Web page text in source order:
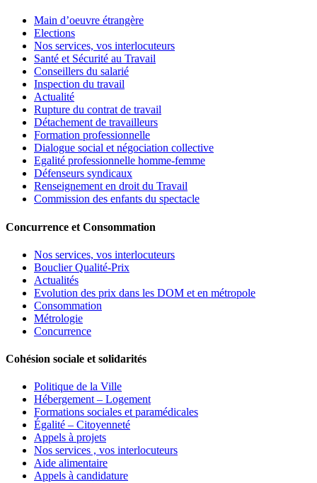
Main d’oeuvre étrangère
Elections
Nos services, vos interlocuteurs
Santé et Sécurité au Travail
Conseillers du salarié
Inspection du travail
Actualité
Rupture du contrat de travail
Détachement de travailleurs
Formation professionnelle
Dialogue social et négociation collective
Egalité professionnelle homme-femme
Défenseurs syndicaux
Renseignement en droit du Travail
Commission des enfants du spectacle
Concurrence et Consommation
Nos services, vos interlocuteurs
Bouclier Qualité-Prix
Actualités
Evolution des prix dans les DOM et en métropole
Consommation
Métrologie
Concurrence
Cohésion sociale et solidarités
Politique de la Ville
Hébergement – Logement
Formations sociales et paramédicales
Égalité – Citoyenneté
Appels à projets
Nos services , vos interlocuteurs
Aide alimentaire
Appels à candidature